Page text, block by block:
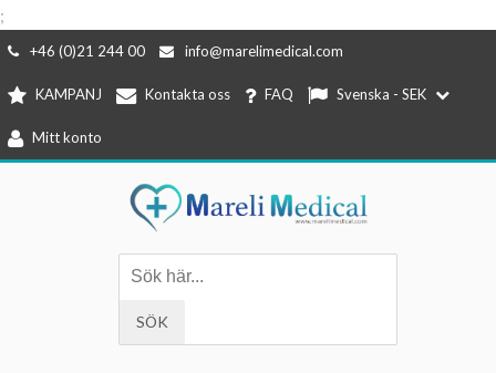
;
Hoppa
innehåll
+46 (0)21 244 00 info@marelimedical.com
KAMPANJ Kontakta oss FAQ Svenska - SEK
Mitt konto